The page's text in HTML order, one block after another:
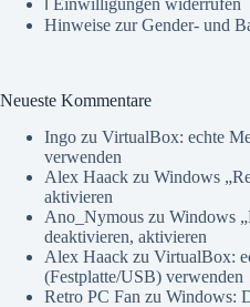
ℹ️ Einwilligungen widerrufen
Hinweise zur Gender- und
Neueste Kommentare
Ingo zu VirtualBox: echte
verwenden
Alex Haack zu Windows
aktivieren
Ano_Nymous zu Windows
deaktivieren, aktivieren
Alex Haack zu VirtualBox:
(Festplatte/USB) verwenden
Retro PC Fan zu Windows: